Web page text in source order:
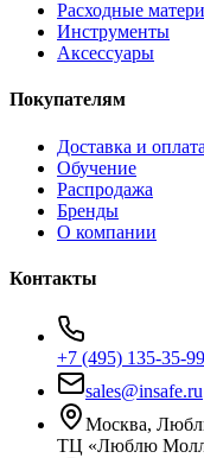
Расходные
Инструменты
Аксессуары
Покупателям
Доставка и оплата
Обучение
Распродажа
Бренды
О компании
Контакты
+7 (495) 135-35-99
sales@insafe.ru
Москва,
ТЦ «Люблю